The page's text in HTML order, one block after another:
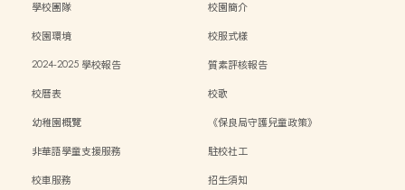
學校團隊
校園簡介
校園環境
校服式樣
2024-2025 學校報告
質素評核報告
校曆表
校歌
幼稚園概覽
《保良局守護兒童政策》
非華語學童支援服務
駐校社工
校車服務
招生須知